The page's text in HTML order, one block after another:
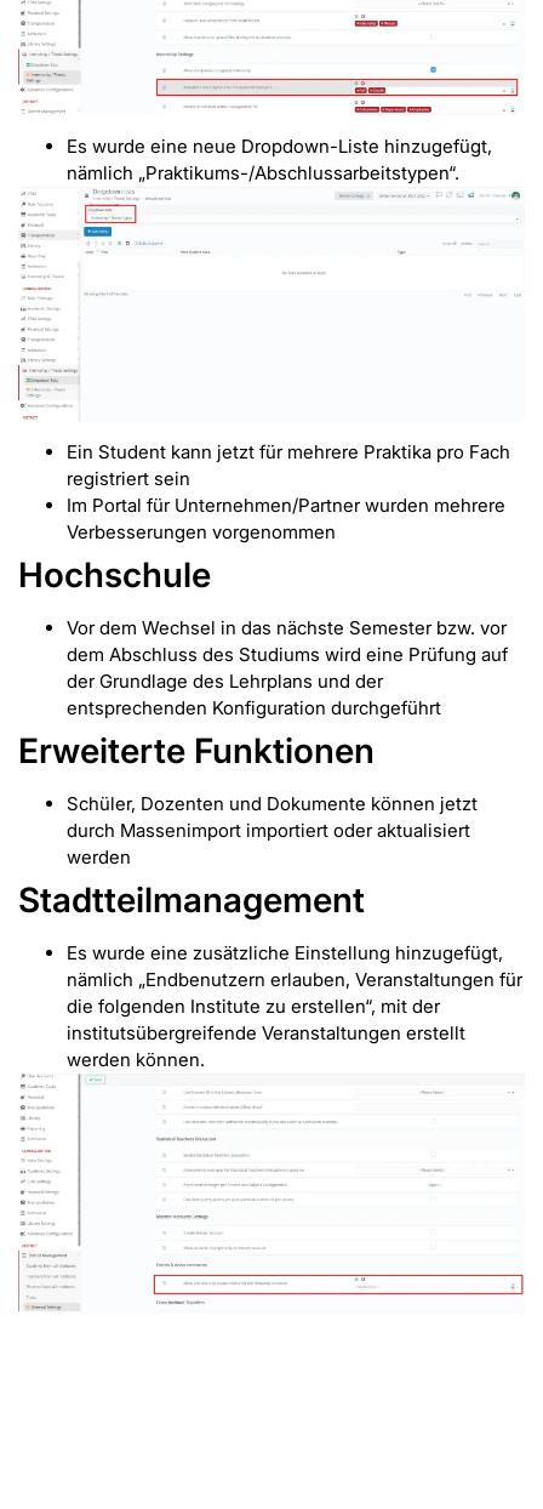
Es wurde eine neue Dropdown-Liste hinzugefügt,
nämlich „Praktikums-/Abschlussarbeitstypen“.
Ein Student kann jetzt für mehrere Praktika pro Fach
registriert sein
Im Portal für Unternehmen/Partner wurden mehrere
Verbesserungen vorgenommen
Hochschule
Vor dem Wechsel in das nächste Semester bzw. vor
dem Abschluss des Studiums wird eine Prüfung auf
der Grundlage des Lehrplans und der
entsprechenden Konfiguration durchgeführt
Erweiterte Funktionen
Schüler, Dozenten und Dokumente können jetzt
durch Massenimport importiert oder aktualisiert
werden
Stadtteilmanagement
Es wurde eine zusätzliche Einstellung hinzugefügt,
nämlich „Endbenutzern erlauben, Veranstaltungen für
die folgenden Institute zu erstellen“, mit der
institutsübergreifende Veranstaltungen erstellt
werden können.